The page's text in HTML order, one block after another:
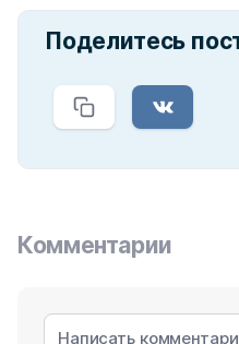
Поделитесь
Комментарии